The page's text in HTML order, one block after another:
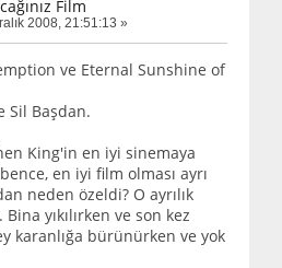
Film
2008, 21:51:13 »
ve Eternal Sunshine of
Sil Başdan.
King'in en iyi sinemaya
en iyi film olması ayrı
neden özeldi? O ayrılık
yıkılırken ve son kez
karanlığa bürünürken ve yok